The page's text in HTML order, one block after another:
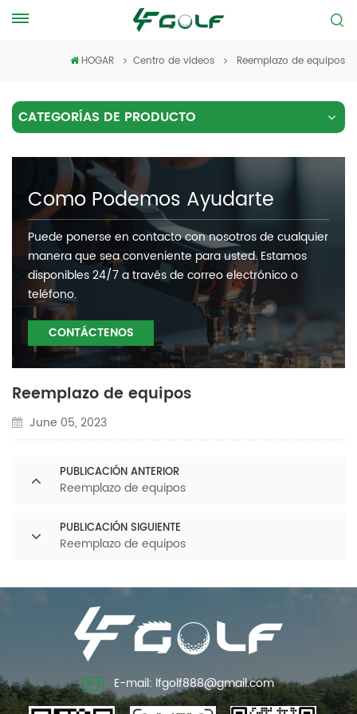
HOGAR Centro de videos Reemplazo de equipos
CATEGORÍAS DE PRODUCTO
Como Podemos Ayudarte
Puede ponerse en contacto con nosotros de cualquier
manera que sea conveniente para usted. Estamos
disponibles 24/7 a través de correo electrónico o
teléfono.
CONTÁCTENOS
Reemplazo de equipos
June 05, 2023
PUBLICACIÓN ANTERIOR
Reemplazo de equipos
PUBLICACIÓN SIGUIENTE
Reemplazo de equipos
E-mail: lfgolf888@gmail.com